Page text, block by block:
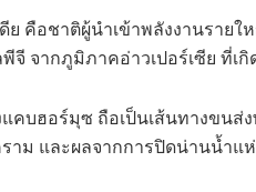
ย คือชาติผู้นำเข้าพลังงานราย
จี จากภูมิภาคอ่าวเปอร์เซีย ที่
คบฮอร์มุซ ถือเป็นเส้นทางขนส่
ราม และผลจากการปิดน่านน้ำแ